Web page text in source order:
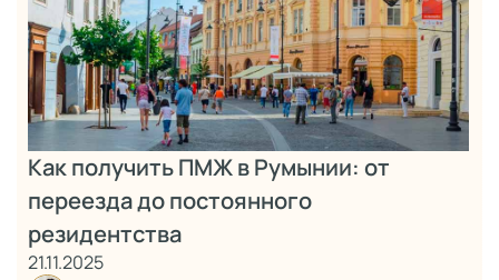
Как получить ПМЖ в Румынии: от
переезда до постоянного
резидентства
21.11.2025